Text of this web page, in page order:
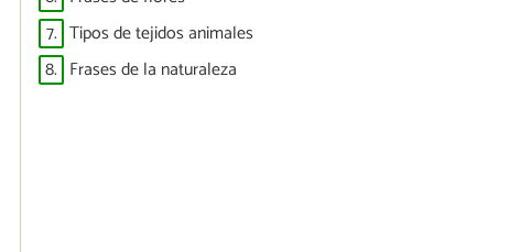
7. Tipos de tejidos animales
8. Frases de la naturaleza